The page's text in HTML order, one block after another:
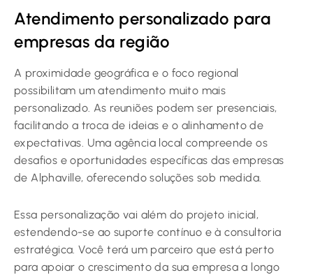
Atendimento personalizado para
empresas da região
A proximidade geográfica e o foco regional
possibilitam um atendimento muito mais
personalizado. As reuniões podem ser presenciais,
facilitando a troca de ideias e o alinhamento de
expectativas. Uma agência local compreende os
desafios e oportunidades específicas das empresas
de Alphaville, oferecendo soluções sob medida.
Essa personalização vai além do projeto inicial,
estendendo-se ao suporte contínuo e à consultoria
estratégica. Você terá um parceiro que está perto
para apoiar o crescimento da sua empresa a longo